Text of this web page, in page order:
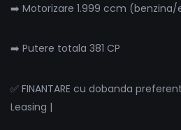
➡️ Motorizare 1.999 ccm
➡️ Putere totala 381 CP
✅ FINANTARE cu dobanda
Leasing |